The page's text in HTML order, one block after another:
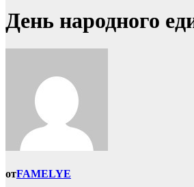
День народного
отFAMELYE